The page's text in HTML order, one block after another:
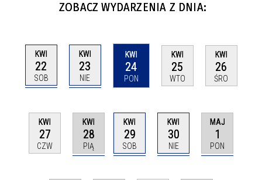
ZOBACZ WYDARZENIA Z DNIA:
KWI
22
SOB
KWI
23
NIE
KWI
24
PON
KWI
25
WTO
KWI
26
ŚRO
KWI
27
CZW
KWI
28
PIĄ
KWI
29
SOB
KWI
30
NIE
MAJ
1
PON